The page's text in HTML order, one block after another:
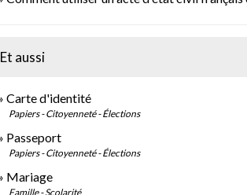
Et aussi
Carte d'identité
Papiers - Citoyenneté - Élections
Passeport
Papiers - Citoyenneté - Élections
Mariage
Famille - Scolarité